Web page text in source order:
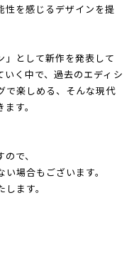
性を感じるデザインを提
」として新作を発表して
く中で、過去のエディシ
で楽しめる、そんな現代
す。
で、
場合もございます。
ます。